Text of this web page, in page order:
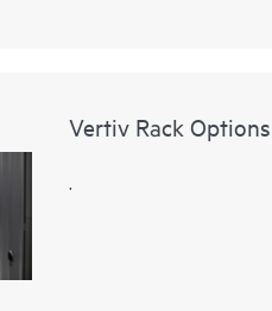
Vertiv Rack Options
.